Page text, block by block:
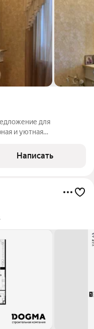
для
на 24-м этаже 25-
в 2008
Написать